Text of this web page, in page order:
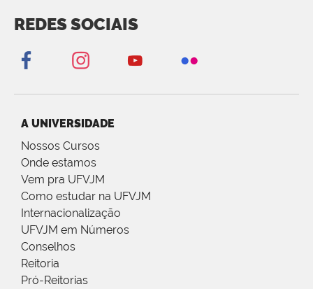
REDES SOCIAIS
A UNIVERSIDADE
Nossos Cursos
Onde estamos
Vem pra UFVJM
Como estudar na UFVJM
Internacionalização
UFVJM em Números
Conselhos
Reitoria
Pró-Reitorias